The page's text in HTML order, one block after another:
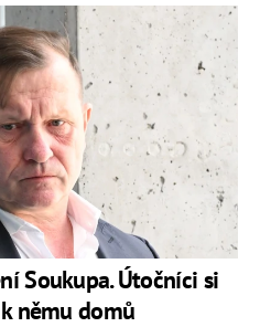
Soukupa. Útočníci si
němu domů